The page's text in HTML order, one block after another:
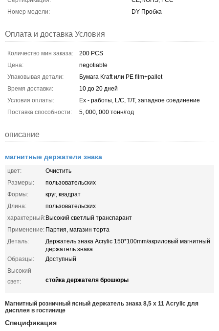
Номер модели:
DY-Пробка
Оплата и доставка Условия
Количество мин заказа:
200 PCS
Цена:
negotiable
Упаковывая детали:
Бумага Kraft или PE film+pallet
Время доставки:
10 до 20 дней
Условия оплаты:
Ex - работы, L/C, T/T, западное соединение
Поставка способности:
5, 000, 000 тонн/год
описание
магнитные держатели знака
цвет:
Очистить
Размеры:
пользовательских
Формы:
круг, квадрат
Длина:
пользовательских
характерный:Высокий светлый транспарант
Применение: Партия, магазин торта
Деталь:
Держатель знака Acrylic 150*100mm/акриловый магнитный
держатель знака
Образцы:
Доступный
Высокий
свет:
стойка держателя брошюры
Магнитный розничный ясный держатель знака 8,5 x 11 Acrylic для
дисплея в гостинице
Спецификация